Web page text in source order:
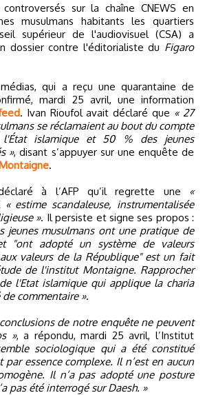
musulmans habitants les quartiers
supérieur de l'audiovisuel (CSA) a
dossier contre l'éditorialiste du Figaro
qui a reçu une quarantaine de
mardi 25 avril, une information
. Ivan Rioufol avait déclaré que « 27
se réclamaient au bout du compte
islamique et 50 % des jeunes
», disant s’appuyer sur une enquête de
.
à l’AFP qu’il regrette une
«
« estime scandaleuse, instrumentalisée
». Il persiste et signe ses propos :
jeunes musulmans ont une pratique de
"ont adopté un système de valeurs
valeurs de la République" est un fait
de l'institut Montaigne. Rapprocher
l'Etat islamique qui applique la charia
commentaire ».
de notre enquête ne peuvent
», a répondu, mardi 25 avril, l’Institut
sociologique qui a été constitué
par essence complexe. Il n’est en aucun
Il n’a pas adopté une posture
pas été interrogé sur Daesh. »